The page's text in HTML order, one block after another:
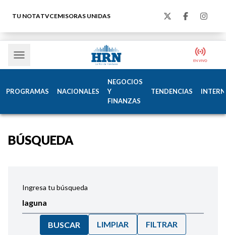
TU NOTATVCEMISORAS UNIDAS
PROGRAMAS NACIONALES
NEGOCIOS
Y
FINANZAS
TENDENCIAS
BÚSQUEDA
Ingresa tu búsqueda
BUSCAR LIMPIAR FILTRAR